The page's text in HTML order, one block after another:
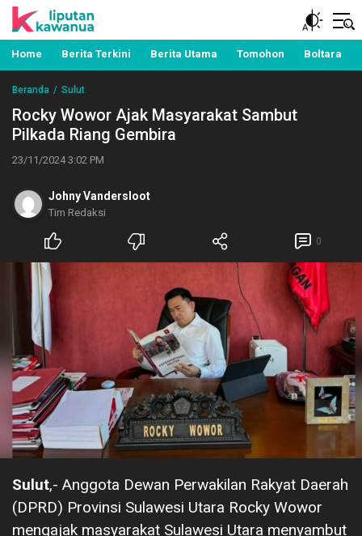
Liputan Kawanua
Berita Manado, Sulawesi Utara, Kawanua, Politik,
Pemerintahan, Hukum Kriminal dan Nasional
Home Berita Terkini Berita Utama Tomohon Boltara
Beranda Sulut
Rocky Wowor Ajak Masyarakat Sambut
Pilkada Riang Gembira
23/11/2024 3:02 PM
Johny Vandersloot
Tim Redaksi
0
Sulut,- Anggota Dewan Perwakilan Rakyat Daerah
(DPRD) Provinsi Sulawesi Utara Rocky Wowor
mengajak masyarakat Sulawesi Utara menyambut